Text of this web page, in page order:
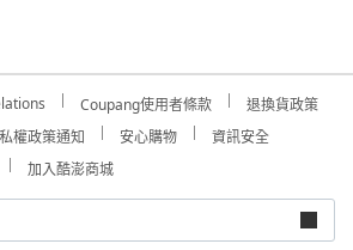
Coupang使用者條款
退換貨政策
權政策通知 安心購物
資訊安全
加入酷澎商城